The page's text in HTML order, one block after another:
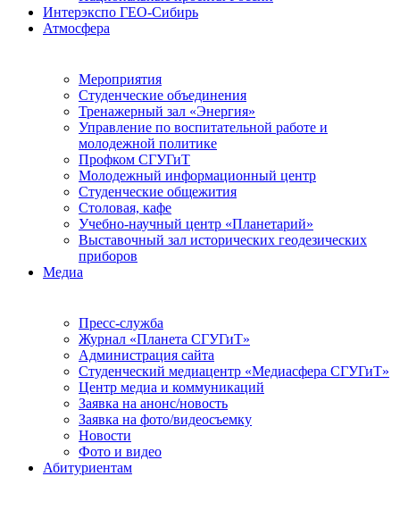
Интерэкспо ГЕО-Сибирь
Атмосфера
Мероприятия
Студенческие объединения
Тренажерный зал «Энергия»
Управление по воспитательной работе и
молодежной политике
Профком СГУГиТ
Молодежный информационный центр
Студенческие общежития
Столовая, кафе
Учебно-научный центр «Планетарий»
Выставочный зал исторических геодезических
приборов
Медиа
Пресс-служба
Журнал «Планета СГУГиТ»
Администрация сайта
Студенческий медиацентр «Медиасфера СГУГиТ»
Центр медиа и коммуникаций
Заявка на анонс/новость
Заявка на фото/видеосъемку
Новости
Фото и видео
Абитуриентам